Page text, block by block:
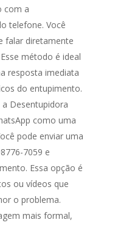
com a
telefone. Você
falar diretamente
método é ideal
resposta imediata
do entupimento.
Desentupidora
como uma
pode enviar uma
7059 e
Essa opção é
ou vídeos que
o problema.
mais formal,